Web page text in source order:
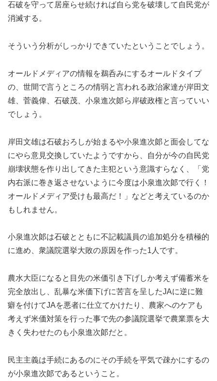
石破を守って居座らせ続ければ自ら党を破壊して自民党が
消滅する。
そういう分析がしっかりできていたということでしょう。
オールドメディアの情報を鵜呑みにするオールドタイプ
の、世間で言うところの情弱と言われる政治家達が岸田文
雄、菅義偉、石破茂、小泉進次郞ら岸破政権と言っていい
でしょう。
岸田文雄は石破おろしが始まるや小泉進次郞と面会してな
にやら意見交換していたようですから、自分が今の自民党
崩壊状態を作り出してきた主犯という意識すらなく、「党
内右派に巻き返させないように今度は小泉進次郞で行く！
オールドメディア受けも最高だ！」などと考えているのか
もしれません。
小泉進次郞は石破とともに不記載議員の追加処分を積極的
に進め、衆議院選挙大敗の原因を作った1人です。
農水大臣になると目先の米価引き下げしか考えず備蓄米を
完全放出し、乱暴な米価下げに苦言を呈したJAに逆に難
癖を付けてJAを悪者に仕立てかけたり、農家へのケアも
考えず米価対策を行った事で先の参議院選挙で農業票を大
きく失わせたのも小泉進次郞だと。
民主主義は手続にあるのにその手続を平気で疎かにするの
が小泉進次郞であるということ。